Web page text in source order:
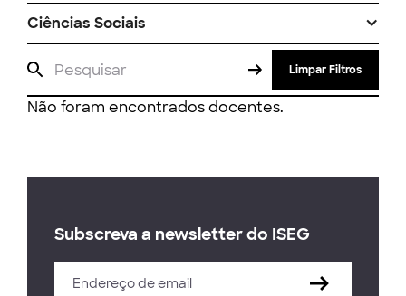
Ciências Sociais
Limpar Filtros
Não foram encontrados docentes.
Subscreva a newsletter do ISEG